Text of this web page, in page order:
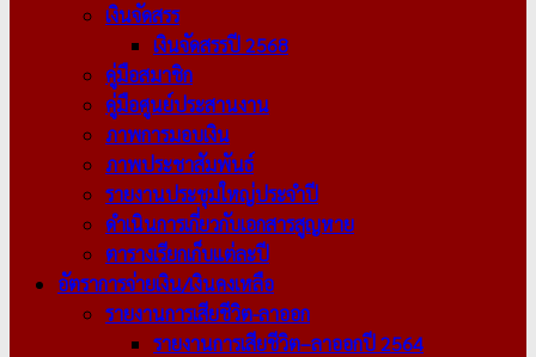
เงินจัดสรร
เงินจัดสรรปี 2568
คู่มือสมาชิก
คู่มือศูนย์ประสานงาน
ภาพการมอบเงิน
ภาพประชาสัมพันธ์
รายงานประชุมใหญ่ประจำปี
ดำเนินการเกี่ยวกับเอกสารสูญหาย
ตารางเรียกเก็บแต่ละปี
อัตราการจ่ายเงิน/เงินคงเหลือ
รายงานการเสียชีวิต-ลาออก
รายงานการเสียชีวิต–ลาออกปี 2564